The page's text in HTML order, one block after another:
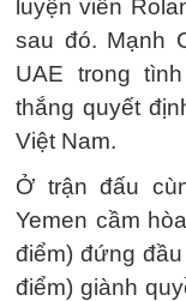
luyện viên
sau đó. Mạnh
UAE trong
thắng quyết
Việt Nam.
Ở trận đấu
Yemen cầm
điểm) đứng
điểm) giành